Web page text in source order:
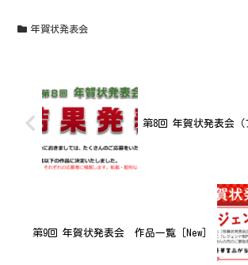
年賀状発表会
第8回 年賀状発表会（
第9回 年賀状発表会 作品一覧［New］